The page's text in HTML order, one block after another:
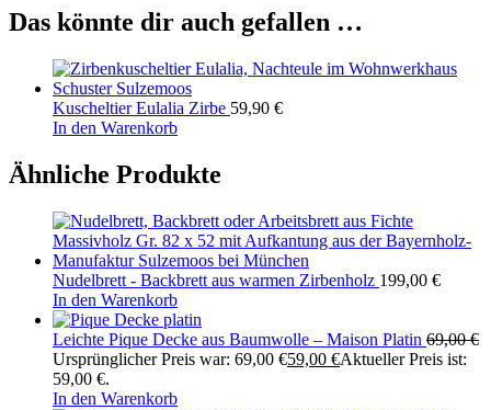
Das könnte dir auch gefallen …
Kuscheltier Eulalia Zirbe 59,90 €
In den Warenkorb
Ähnliche Produkte
Nudelbrett - Backbrett aus warmen Zirbenholz 199,00 €
In den Warenkorb
Leichte Pique Decke aus Baumwolle – Maison Platin 69,00€
Ursprünglicher Preis war: 69,00 €59,00 €Aktueller Preis ist:
59,00 €.
In den Warenkorb